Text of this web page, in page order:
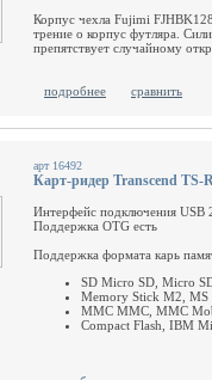
Корпус чехла Fujimi
трение о корпус футляра.
препятствует случайному
подробнее сравнить
арт 16492
Карт-ридер Transcend TS-
Интерфейс подключения USB
Поддержка OTG есть
Поддержка формата карь
SD Micro SD, Micro
Memory Stick M2, MS
MMC MMC, MMC
Compact Flash, IBM